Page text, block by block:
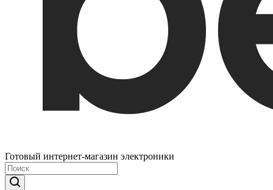
Готовый интернет-магазин электроники